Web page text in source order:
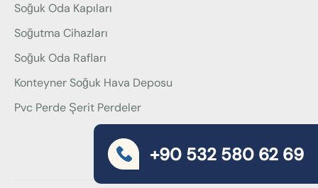
Soğuk Oda Kapıları
Soğutma Cihazları
Soğuk Oda Rafları
Konteyner Soğuk Hava Deposu
Pvc Perde Şerit Perdeler
+90 532 580 62 69